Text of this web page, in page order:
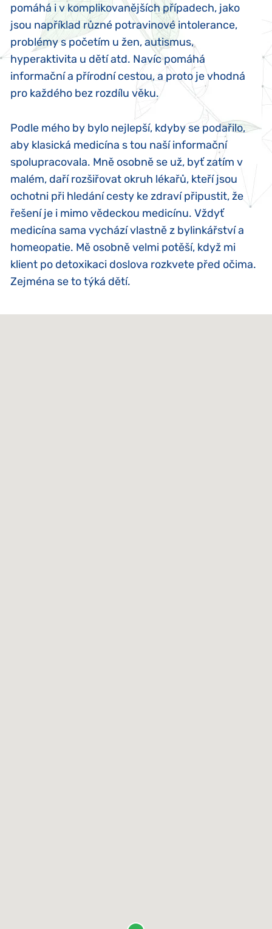
pomáhá i v komplikovanějších případech, jako
jsou například různé potravinové intolerance,
problémy s početím u žen, autismus,
hyperaktivita u dětí atd. Navíc pomáhá
informační a přírodní cestou, a proto je vhodná
pro každého bez rozdílu věku.
Podle mého by bylo nejlepší, kdyby se podařilo,
aby klasická medicína s tou naší informační
spolupracovala. Mně osobně se už, byť zatím v
malém, daří rozšiřovat okruh lékařů, kteří jsou
ochotni při hledání cesty ke zdraví připustit, že
řešení je i mimo vědeckou medicínu. Vždyť
medicína sama vychází vlastně z bylinkářství a
homeopatie. Mě osobně velmi potěší, když mi
klient po detoxikaci doslova rozkvete před očima.
Zejména se to týká dětí.